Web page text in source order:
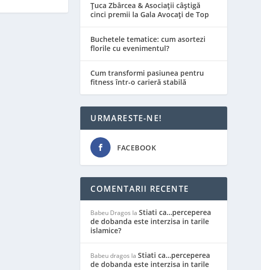
Țuca Zbârcea & Asociații câștigă
cinci premii la Gala Avocați de Top
Buchetele tematice: cum asortezi
florile cu evenimentul?
Cum transformi pasiunea pentru
fitness într-o carieră stabilă
URMARESTE-NE!
FACEBOOK
COMENTARII RECENTE
Babeu Dragos laStiati ca…perceperea
de dobanda este interzisa in tarile
islamice?
Babeu dragos laStiati ca…perceperea
de dobanda este interzisa in tarile